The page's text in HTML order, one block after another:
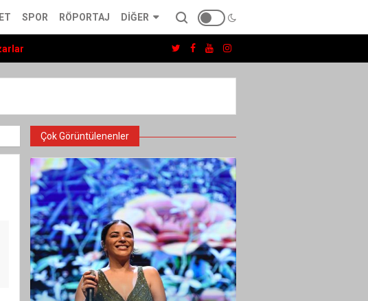
SPOR RÖPORTAJ DIĞER
Çok Görüntülenenler